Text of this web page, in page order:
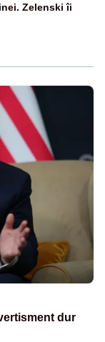
Zelenski îi
dur